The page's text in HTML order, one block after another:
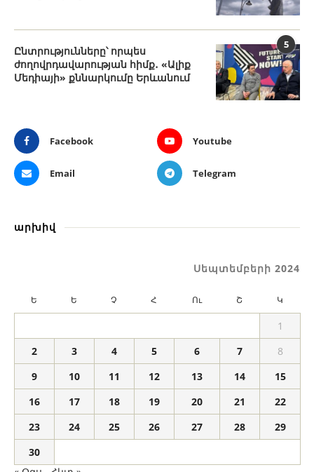
5
Ընտրությունները՝ որպես
ժողովրդավարության հիմք․ «Ալիք
Մեդիայի» քննարկումը Երևանում
Facebook Youtube
Email Telegram
արխիվ
Սեպտեմբերի 2024
Ե Ե Չ Հ Ու Շ Կ
1
2
3 4 5 6 7
8
9
10 11 12 13 14
15
16
17 18 19 20 21
22
23
24 25 26 27 28
29
30